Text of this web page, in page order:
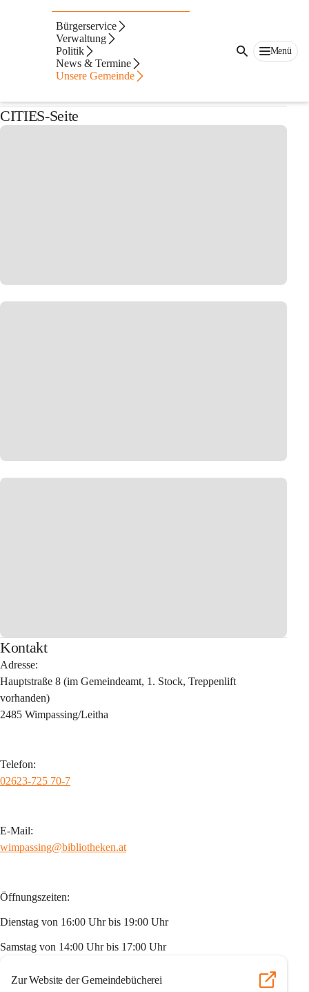
Bürgerservice
Verwaltung
Politik
News & Termine
Unsere Gemeinde
Menü
Gemeindebücherei
Aktuelles
CITIES-Seite
Kontakt
Adresse:
Hauptstraße 8 (im Gemeindeamt, 1. Stock, Treppenlift
vorhanden)
2485 Wimpassing/Leitha
Telefon:
02623-725 70-7
E-Mail:
wimpassing@bibliotheken.at
Öffnungszeiten:
Dienstag von 16:00 Uhr bis 19:00 Uhr
Samstag von 14:00 Uhr bis 17:00 Uhr
Zur Website der Gemeindebücherei